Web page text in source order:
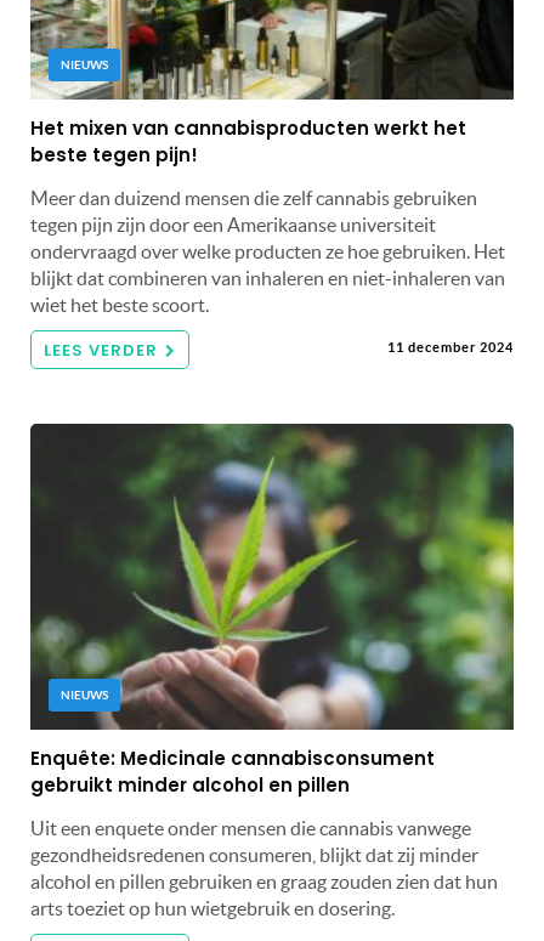
NIEUWS
Het mixen van cannabisproducten werkt het
beste tegen pijn!
Meer dan duizend mensen die zelf cannabis gebruiken
tegen pijn zijn door een Amerikaanse universiteit
ondervraagd over welke producten ze hoe gebruiken. Het
blijkt dat combineren van inhaleren en niet-inhaleren van
wiet het beste scoort.
LEES VERDER 11 december 2024
NIEUWS
Enquête: Medicinale cannabisconsument
gebruikt minder alcohol en pillen
Uit een enquete onder mensen die cannabis vanwege
gezondheidsredenen consumeren, blijkt dat zij minder
alcohol en pillen gebruiken en graag zouden zien dat hun
arts toeziet op hun wietgebruik en dosering.